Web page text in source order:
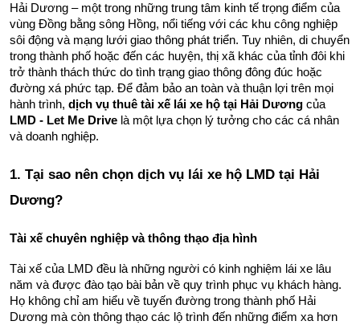
Hải Dương – một trong những trung tâm kinh tế trọng điểm của
vùng Đồng bằng sông Hồng, nổi tiếng với các khu công nghiệp
sôi động và mạng lưới giao thông phát triển. Tuy nhiên, di chuyển
trong thành phố hoặc đến các huyện, thị xã khác của tỉnh đôi khi
trở thành thách thức do tình trạng giao thông đông đúc hoặc
đường xá phức tạp. Để đảm bảo an toàn và thuận lợi trên mọi
hành trình, dịch vụ thuê tài xế lái xe hộ tại Hải Dương
LMD - Let Me Drive là một lựa chọn lý tưởng cho các cá nhân
và doanh nghiệp.
1. Tại sao nên chọn dịch vụ lái xe hộ LMD tại Hải
Dương?
Tài xế chuyên nghiệp và thông thạo địa hình
Tài xế của LMD đều là những người có kinh nghiệm lái xe lâu
năm và được đào tạo bài bản về quy trình phục vụ khách hàng.
Họ không chỉ am hiểu về tuyến đường trong thành phố Hải
Dương mà còn thông thạo các lộ trình đến những điểm xa hơn